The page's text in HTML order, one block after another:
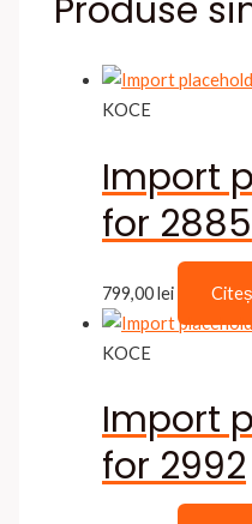
Produse
KOCE
Import
for 2885
799,00lei
KOCE
Import
for 2992